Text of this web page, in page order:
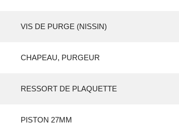
VIS DE PURGE (NISSIN)
CHAPEAU, PURGEUR
RESSORT DE PLAQUETTE
PISTON 27MM